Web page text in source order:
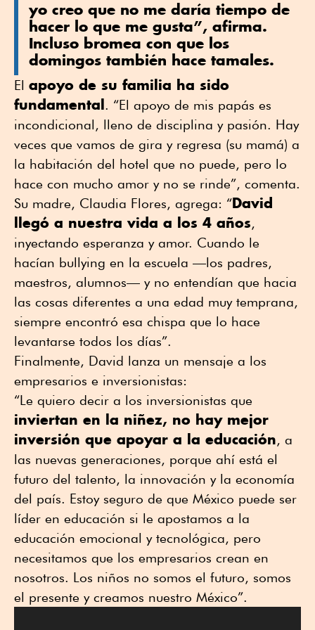
yo creo que no me daría tiempo de
hacer lo que me gusta”, afirma.
Incluso bromea con que los
domingos también hace tamales.
El apoyo de su familia ha sido
fundamental . “El apoyo de mis papás es
incondicional, lleno de disciplina y pasión. Hay
veces que vamos de gira y regresa (su mamá) a
la habitación del hotel que no puede, pero lo
hace con mucho amor y no se rinde”, comenta.
Su madre, Claudia Flores, agrega: “David
llegó a nuestra vida a los 4 años,
inyectando esperanza y amor. Cuando le
hacían bullying en la escuela —los padres,
maestros, alumnos— y no entendían que hacia
las cosas diferentes a una edad muy temprana,
siempre encontró esa chispa que lo hace
levantarse todos los días”.
Finalmente, David lanza un mensaje a los
empresarios e inversionistas:
“Le quiero decir a los inversionistas que
inviertan en la niñez, no hay mejor
inversión que apoyar a la educación, a
las nuevas generaciones, porque ahí está el
futuro del talento, la innovación y la economía
del país. Estoy seguro de que México puede ser
líder en educación si le apostamos a la
educación emocional y tecnológica, pero
necesitamos que los empresarios crean en
nosotros. Los niños no somos el futuro, somos
el presente y creamos nuestro México”.